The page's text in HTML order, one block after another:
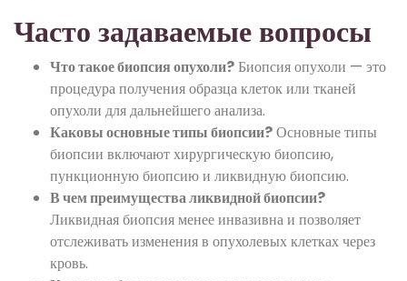
Часто задаваемые вопросы
Что такое биопсия опухоли?Биопсия опухоли — это
процедура получения образца клеток или тканей
опухоли для дальнейшего анализа.
Каковы основные типы биопсии?Основные типы
биопсии включают хирургическую биопсию,
пункционную биопсию и ликвидную биопсию.
В чем преимущества ликвидной биопсии?
Ликвидная биопсия менее инвазивна и позволяет
отслеживать изменения в опухолевых клетках через
кровь.